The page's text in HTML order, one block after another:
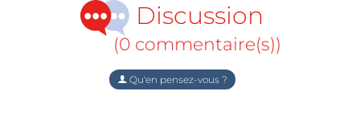
Discussion
(0 commentaire(s))
Qu'en pensez-vous ?